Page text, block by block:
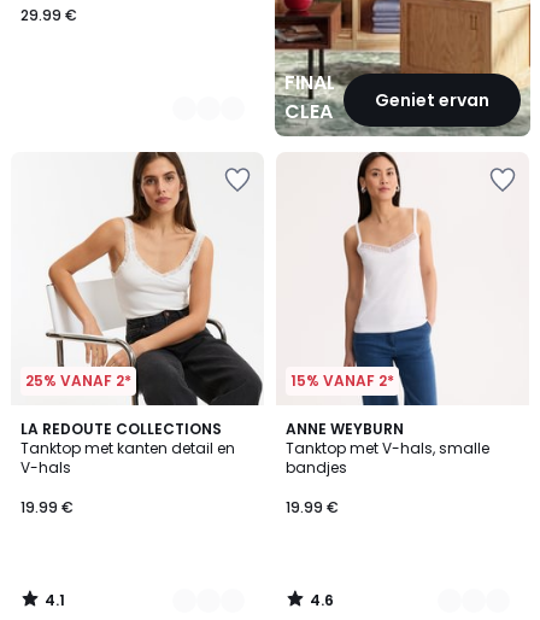
29.99 €
FINAL
CLEARANCEGeniet ervan
25% VANAF 2*
LA REDOUTE COLLECTIONS
Tanktop met kanten detail en
V-hals
19.99 €
4.1
/ 5
2
Kleuren
4.1
/
15% VANAF 2*
ANNE WEYBURN
Tanktop met V-hals, smalle
bandjes
19.99 €
4.6
/ 5
2
Kleuren
4.6
/